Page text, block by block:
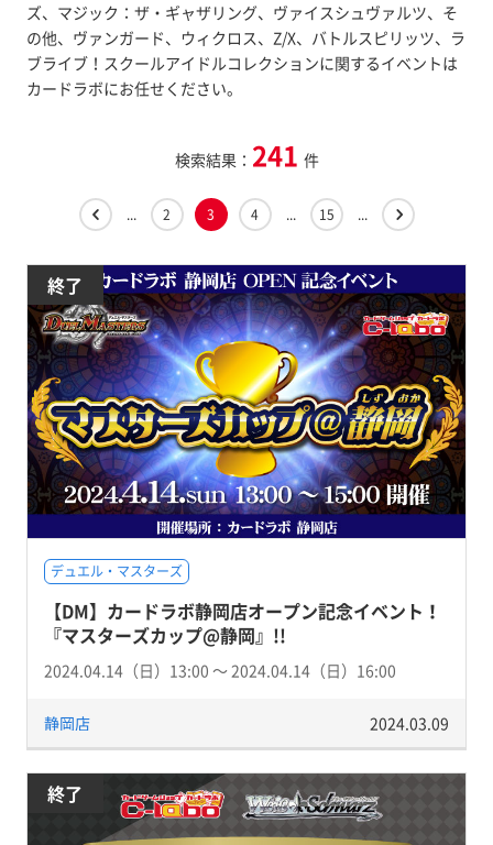
ズ、マジック：ザ・ギャザリング、ヴァイスシュヴァルツ、そ
の他、ヴァンガード、ウィクロス、Z/X、バトルスピリッツ、ラ
ブライブ！スクールアイドルコレクションに関するイベントは
カードラボにお任せください。
検索結果： 241 件
... 2 3 4 ... 15 ...
終了
デュエル・マスターズ
【DM】カードラボ静岡店オープン記念イベント！
『マスターズカップ@静岡』!!
2024.04.14（日）13:00 〜 2024.04.14（日）16:00
静岡店 2024.03.09
終了